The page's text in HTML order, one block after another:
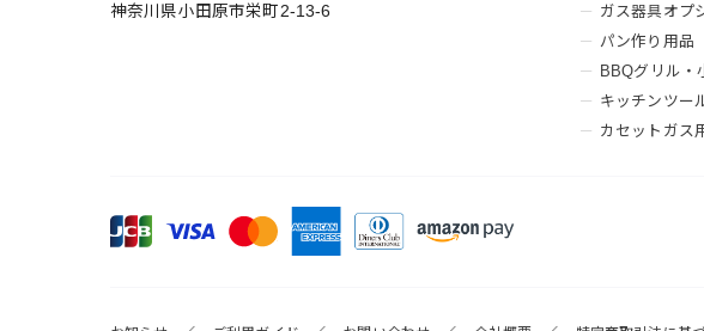
神奈川県小田原市栄町2-13-6
ガス器具オプ
パン作り用品
BBQグリル・
キッチンツー
カセットガス